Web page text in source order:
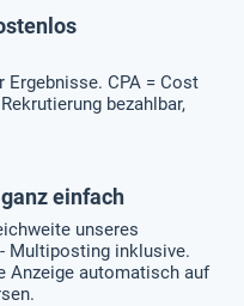
Ergebnisse. CPA = Cost
bezahlbar,
einfach
unseres
Multiposting inklusive.
Anzeige automatisch auf